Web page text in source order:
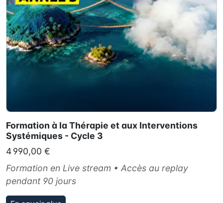
Formation à la Thérapie et aux Interventions
Systémiques - Cycle 3
4 990,00 €
Formation en Live stream • Accès au replay
pendant 90 jours